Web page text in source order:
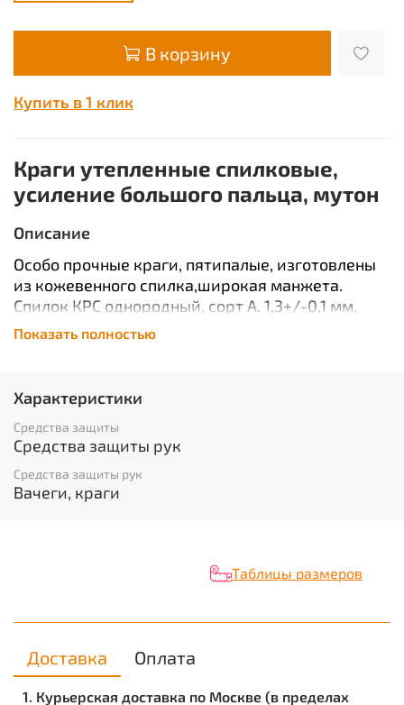
В корзину
Купить в 1 клик
Краги утепленные спилковые,
усиление большого пальца, мутон
Описание
Особо прочные краги, пятипалые, изготовлены
из кожевенного спилка,широкая манжета.
Спилок КРС однородный, сорт А, 1,3+/-0,1 мм,
шлифованный, окрашенный. Швы усилены.
температур - открытого пламени, искр и брызг
расплавленного металла. Наличие подкладки из
натурального меха повышает комфорт
использования и позволяет использовать краги
в зимнее время. Материал: спилок,
натуральный мех Манжета: крага. Длина: 360-
Вес изделия:0.35
Показать полностью
Характеристики
Средства защиты
Средства защиты рук
Средства защиты рук
Вачеги, краги
Таблицы размеров
Доставка Оплата
1. Курьерская доставка по Москве (в пределах